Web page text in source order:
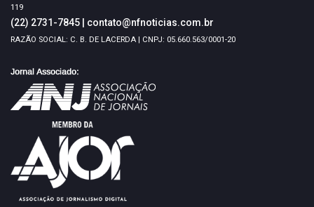
119
(22) 2731-7845 contato@nfnoticias.com.br
RAZÃO SOCIAL: C. B. DE LACERDA | CNPJ: 05.660.563/0001-20